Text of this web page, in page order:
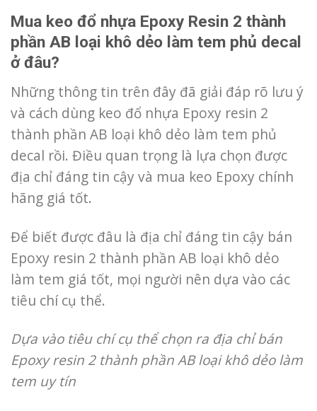
Mua keo đổ nhựa Epoxy Resin 2 thành
phần AB loại khô dẻo làm tem phủ decal
ở đâu?
Những thông tin trên đây đã giải đáp rõ lưu ý
và cách dùng keo đổ nhựa Epoxy resin 2
thành phần AB loại khô dẻo làm tem phủ
decal rồi. Điều quan trọng là lựa chọn được
địa chỉ đáng tin cậy và mua keo Epoxy chính
hãng giá tốt.
Để biết được đâu là địa chỉ đáng tin cậy bán
Epoxy resin 2 thành phần AB loại khô dẻo
làm tem giá tốt, mọi người nên dựa vào các
tiêu chí cụ thể.
Dựa vào tiêu chí cụ thể chọn ra địa chỉ bán
Epoxy resin 2 thành phần AB loại khô dẻo làm
tem uy tín